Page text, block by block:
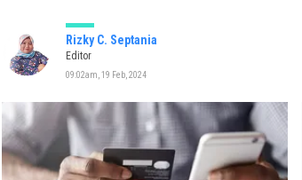
Rizky C. Septania
Editor
09:02am, 19 Feb, 2024